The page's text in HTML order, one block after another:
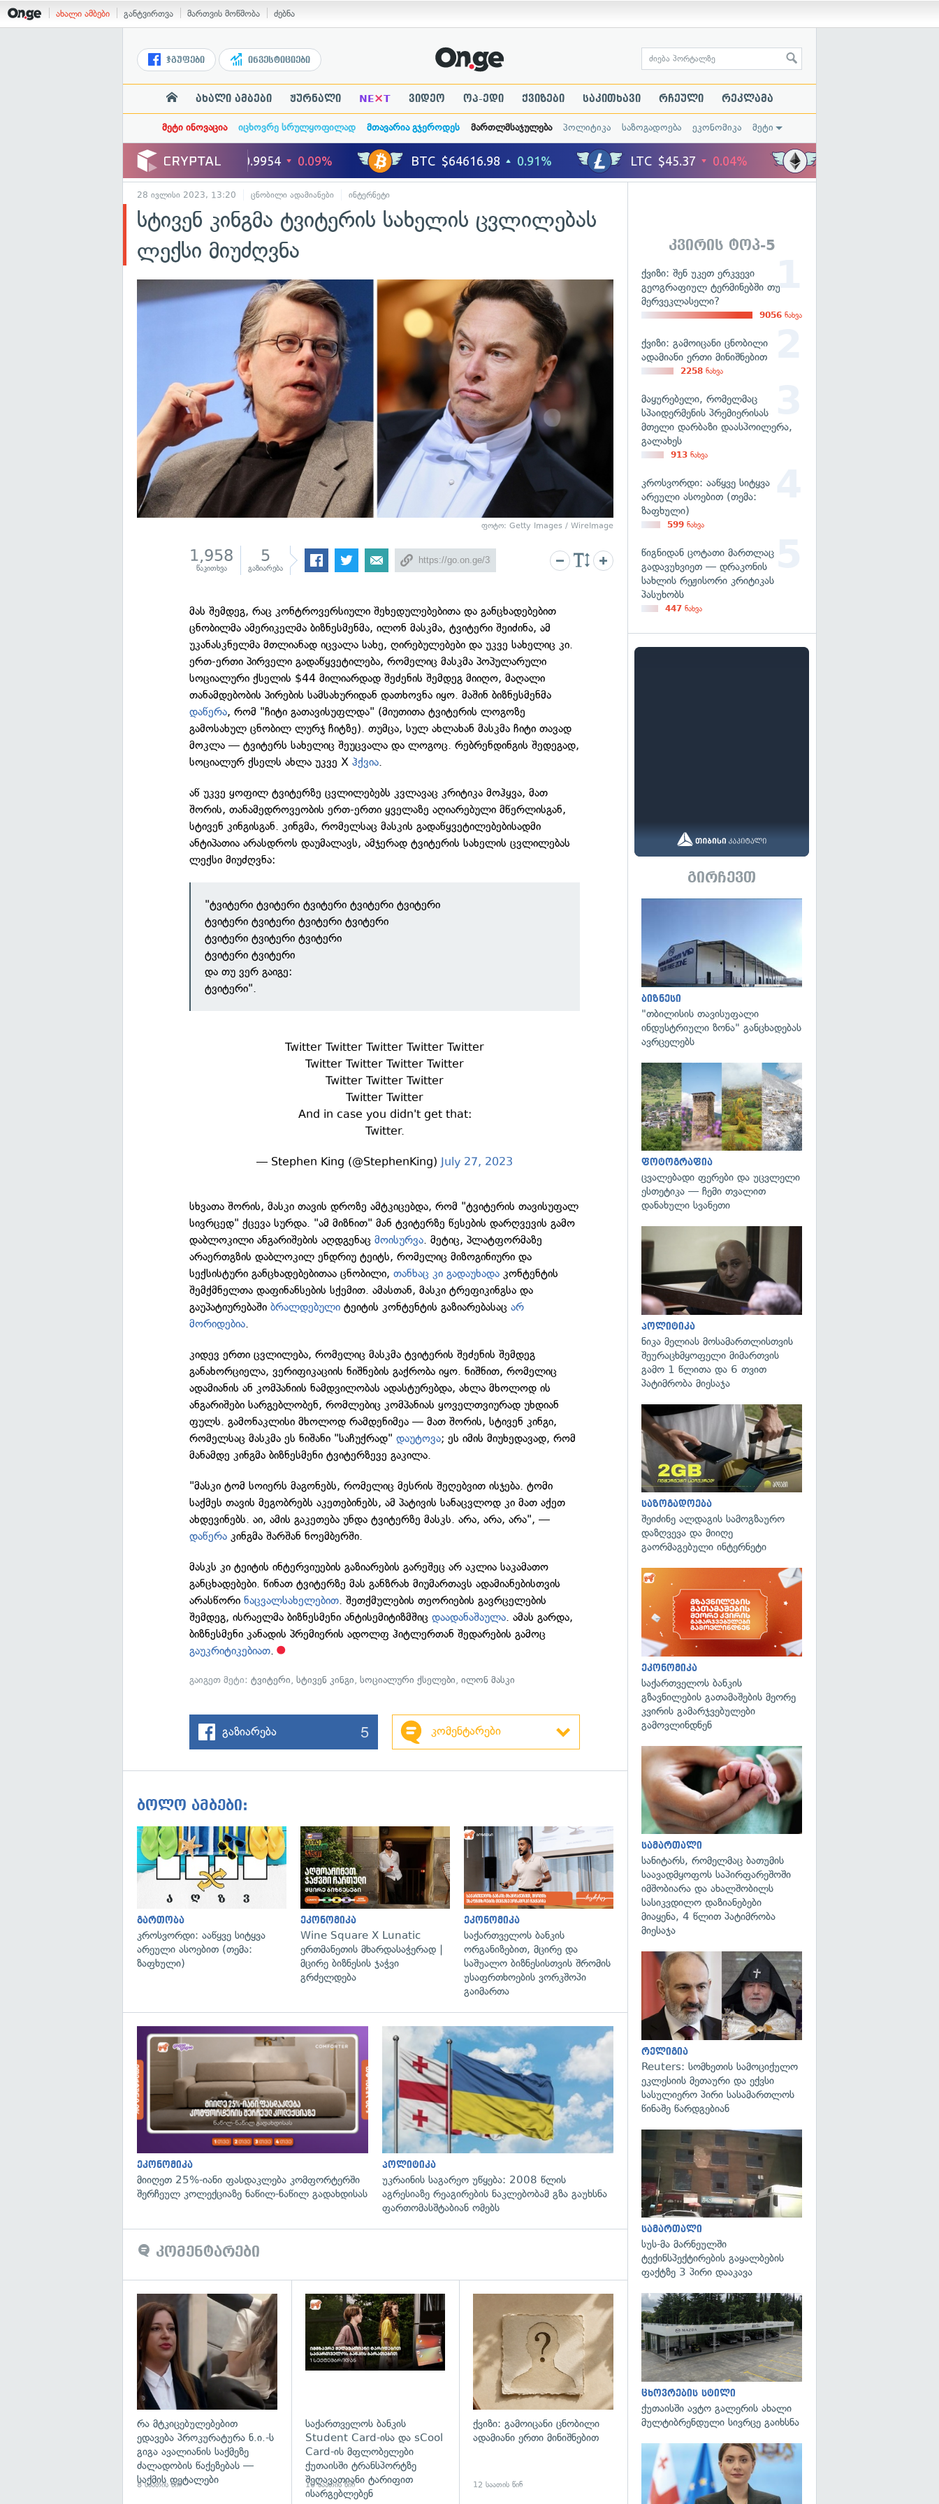
ახალი ამბები განტვირთვა მართვის მოწმობა ძებნა
ჯგუფები ინვესტიციები
ახალი ამბები ჟურნალი NE×T ვიდეო ოპ-ედი ქვიზები საკითხავი რჩეული რეკლამა
მეტი ინოვაცია იცხოვრე სრულყოფილად მთავარია გჯეროდეს მართლმსაჯულება პოლიტიკა საზოგადოება ეკონომიკა მეტი
28 ივლისი 2023, 13:20 ცნობილი ადამიანები ინტერნეტი
სტივენ კინგმა ტვიტერის სახელის ცვლილებას
ლექსი მიუძღვნა
ფოტო: Getty Images / WireImage
1,958
წაკითხვა
5
გაზიარება
მას შემდეგ, რაც კონტროვერსიული შეხედულებებითა და განცხადებებით
ცნობილმა ამერიკელმა ბიზნესმენმა, ილონ მასკმა, ტვიტერი შეიძინა, ამ
უკანასკნელმა მთლიანად იცვალა სახე, ღირებულებები და უკვე სახელიც კი.
ერთ-ერთი პირველი გადაწყვეტილება, რომელიც მასკმა პოპულარული
სოციალური ქსელის $44 მილიარდად შეძენის შემდეგ მიიღო, მაღალი
თანამდებობის პირების სამსახურიდან დათხოვნა იყო. მაშინ ბიზნესმენმა
დაწერა, რომ "ჩიტი გათავისუფლდა" (მიუთითა ტვიტერის ლოგოზე
გამოსახულ ცნობილ ლურჯ ჩიტზე). თუმცა, სულ ახლახან მასკმა ჩიტი თავად
მოკლა — ტვიტერს სახელიც შეუცვალა და ლოგოც. რებრენდინგის შედეგად,
სოციალურ ქსელს ახლა უკვე Xჰქვია.
აწ უკვე ყოფილ ტვიტერზე ცვლილებებს კვლავაც კრიტიკა მოჰყვა, მათ
შორის, თანამედროვეობის ერთ-ერთი ყველაზე აღიარებული მწერლისგან,
სტივენ კინგისგან. კინგმა, რომელსაც მასკის გადაწყვეტილებებისადმი
ანტიპათია არასდროს დაუმალავს, ამჯერად ტვიტერის სახელის ცვლილებას
ლექსი მიუძღვნა:
"ტვიტერი ტვიტერი ტვიტერი ტვიტერი ტვიტერი
ტვიტერი ტვიტერი ტვიტერი ტვიტერი
ტვიტერი ტვიტერი ტვიტერი
ტვიტერი ტვიტერი
და თუ ვერ გაიგე:
ტვიტერი".
Twitter Twitter Twitter Twitter Twitter
Twitter Twitter Twitter Twitter
Twitter Twitter Twitter
Twitter Twitter
And in case you didn't get that:
Twitter.
— Stephen King (@StephenKing) July 27, 2023
სხვათა შორის, მასკი თავის დროზე ამტკიცებდა, რომ "ტვიტერის თავისუფალ
სივრცედ" ქცევა სურდა. "ამ მიზნით" მან ტვიტერზე წესების დარღვევის გამო
დაბლოკილი ანგარიშების აღდგენაცმოისურვა. მეტიც, პლატფორმაზე
არაერთგზის დაბლოკილ ენდრიუ ტეიტს, რომელიც მიზოგინიური და
სექსისტური განცხადებებითაა ცნობილი,თანხაც კი გადაუხადა კონტენტის
შემქმნელთა დაფინანსების სქემით. ამასთან, მასკი ტრეფიკინგსა და
გაუპატიურებაშიბრალდებული ტეიტის კონტენტის გაზიარებასაცარ
მორიდებია.
კიდევ ერთი ცვლილება, რომელიც მასკმა ტვიტერის შეძენის შემდეგ
განახორციელა, ვერიფიკაციის ნიშნების გაქრობა იყო. ნიშნით, რომელიც
ადამიანის ან კომპანიის ნამდვილობას ადასტურებდა, ახლა მხოლოდ ის
ანგარიშები სარგებლობენ, რომლებიც კომპანიას ყოველთვიურად უხდიან
ფულს. გამონაკლისი მხოლოდ რამდენიმეა — მათ შორის, სტივენ კინგი,
რომელსაც მასკმა ეს ნიშანი "საჩუქრად"დაუტოვა; ეს იმის მიუხედავად, რომ
მანამდე კინგმა ბიზნესმენი ტვიტერზევე გაკილა.
"მასკი ტომ სოიერს მაგონებს, რომელიც მესრის შეღებვით ისჯება. ტომი
საქმეს თავის მეგობრებს აკეთებინებს, ამ პატივის სანაცვლოდ კი მათ აქეთ
ახდევინებს. აი, ამის გაკეთება უნდა ტვიტერზე მასკს. არა, არა, არა", —
დაწერა კინგმა შარშან ნოემბერში.
მასკს კი ტეიტის ინტერვიუების გაზიარების გარეშეც არ აკლია საკამათო
განცხადებები. წინათ ტვიტერზე მას განზრახ მიუმართავს ადამიანებისთვის
არასწორინაცვალსახელებით. შეთქმულების თეორიების გავრცელების
შემდეგ, ისრაელმა ბიზნესმენი ანტისემიტიზმშიცდაადანაშაულა. ამას გარდა,
ბიზნესმენი კანადის პრემიერის ადოლფ ჰიტლერთან შედარების გამოც
გაუკრიტიკებიათ.
გაიგეთ მეტი:ტვიტერი,სტივენ კინგი,სოციალური ქსელები,ილონ მასკი
გაზიარება 5 კომენტარები
ბოლო ამბები:
გადახედვა
გართობა
კროსვორდი: ააწყვე სიტყვა
არეული ასოებით (თემა:
ზაფხული)
ეკონომიკა
Wine Square X Lunatic
ერთმანეთის მხარდასაჭერად |
მცირე ბიზნესის ჯაჭვი
გრძელდება
ეკონომიკა
საქართველოს ბანკის
ორგანიზებით, მცირე და
საშუალო ბიზნესისთვის შრომის
უსაფრთხოების ვორკშოპი
გაიმართა
ეკონომიკა
მიიღეთ 25%-იანი ფასდაკლება კომფორტერში
შერჩეულ კოლექციაზე ნაწილ-ნაწილ გადახდისას
გადახედვა
პოლიტიკა
უკრაინის საგარეო უწყება: 2008 წლის
აგრესიაზე რეაგირების ნაკლებობამ გზა გაუხსნა
ფართომასშტაბიან ომებს
კომენტარები
გადახედვა
რა მტკიცებულებებით
ედავება პროკურატურა ნ.ი.-ს
გიგა ავალიანის საქმეზე
ძალადობის წაქეზებას —
საქმის დეტალები
8 საათის წინ
საქართველოს ბანკის
Student Card-ისა და sCool
Card-ის მფლობელები
ქუთაისში ტრანსპორტზე
შეღავათიანი ტარიფით
ისარგებლებენ
10 საათის წინ
ქვიზი: გამოიცანი ცნობილი
ადამიანი ერთი მინიშნებით
12 საათის წინ
კვირის ტოპ-5
ქვიზი: შენ უკეთ ერკვევი
გეოგრაფიულ ტერმინებში თუ
მერვეკლასელი?
9056 ნახვა
ქვიზი: გამოიცანი ცნობილი
ადამიანი ერთი მინიშნებით
2258 ნახვა
მაყურებელი, რომელმაც
სპაიდერმენის პრემიერისას
მთელი დარბაზი დაასპოილერა,
გალახეს
913 ნახვა
კროსვორდი: ააწყვე სიტყვა
არეული ასოებით (თემა:
ზაფხული)
599 ნახვა
წიგნიდან ცოტათი მართლაც
გადავუხვიეთ — დრაკონის
სახლის რეჟისორი კრიტიკას
პასუხობს
447 ნახვა
გირჩევთ
ბიზნესი
"თბილისის თავისუფალი
ინდუსტრიული ზონა" განცხადებას
ავრცელებს
ფოტოგრაფია
ცვალებადი ფერები და უცვლელი
ესთეტიკა — ჩემი თვალით
დანახული სვანეთი
პოლიტიკა
ნიკა მელიას მოსამართლისთვის
შეურაცხმყოფელი მიმართვის
გამო 1 წლითა და 6 თვით
პატიმრობა მიესაჯა
საზოგადოება
შეიძინე ალდაგის სამოგზაურო
დაზღვევა და მიიღე
გაორმაგებული ინტერნეტი
ეკონომიკა
საქართველოს ბანკის
გზავნილების გათამაშების მეორე
კვირის გამარჯვებულები
გამოვლინდნენ
სამართალი
სანიტარს, რომელმაც ბათუმის
საავადმყოფოს საპირფარეშოში
იმშობიარა და ახალშობილს
სასიკვდილო დაზიანებები
მიაყენა, 4 წლით პატიმრობა
მიესაჯა
რელიგია
Reuters: სომხეთის სამოციქულო
ეკლესიის მეთაური და ექვსი
სასულიერო პირი სასამართლოს
წინაშე წარდგებიან
სამართალი
სუს-მა მარნეულში
ტექინსპექტირების გაყალბების
ფაქტზე 3 პირი დააკავა
ცხოვრების სტილი
ქუთაისში ავტო გალერის ახალი
მულტიბრენდული სივრცე გაიხსნა